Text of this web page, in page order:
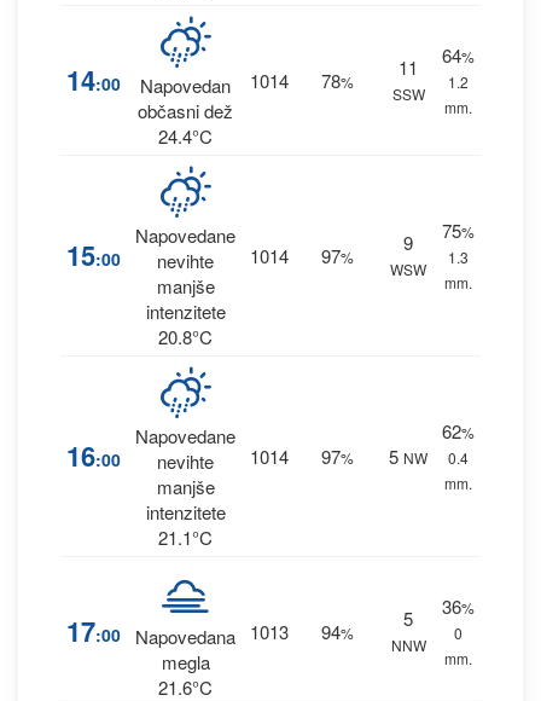
14:00
Napovedan
občasni dež
24.4°C
1014 78%
11
SSW
64%
1.2
mm.
15:00
Napovedane
nevihte
manjše
intenzitete
20.8°C
1014 97%
9
WSW
75%
1.3
mm.
16:00
Napovedane
nevihte
manjše
intenzitete
21.1°C
1014 97% 5 NW
62%
0.4
mm.
17:00
Napovedana
megla
21.6°C
1013 94%
5
NNW
36%
0
mm.